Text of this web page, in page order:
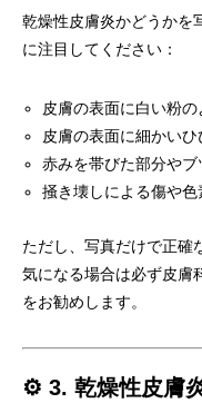
乾燥性皮膚炎かどうかを
に注目してください：
皮膚の表面に白い粉
皮膚の表面に細かい
赤みを帯びた部分や
掻き壊しによる傷や
ただし、写真だけで正確
気になる場合は必ず皮膚
をお勧めします。
⚙️ 3. 乾燥性皮膚